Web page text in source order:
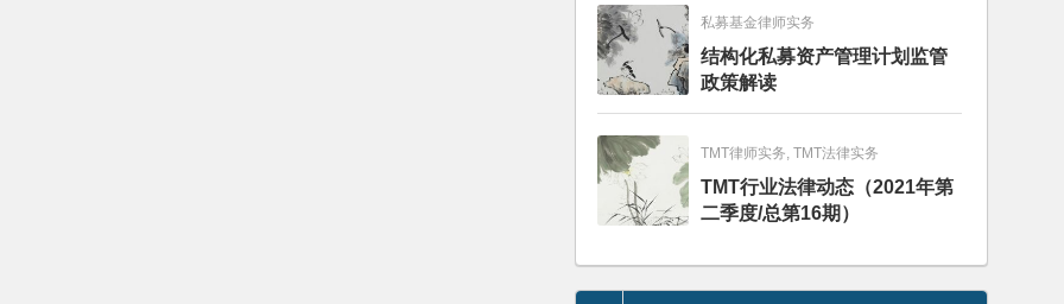
私募基金律师实务
结构化私募资产管理计划监管
政策解读
TMT律师实务, TMT法律实务
TMT行业法律动态（2021年第
二季度/总第16期）